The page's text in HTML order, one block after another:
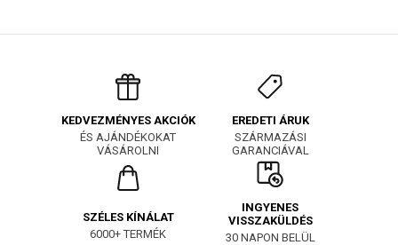
KEDVEZMÉNYES AKCIÓK
ÉS AJÁNDÉKOKAT
VÁSÁROLNI
EREDETI ÁRUK
SZÁRMAZÁSI
GARANCIÁVAL
SZÉLES KÍNÁLAT
6000+ TERMÉK
INGYENES
VISSZAKÜLDÉS
30 NAPON BELÜL